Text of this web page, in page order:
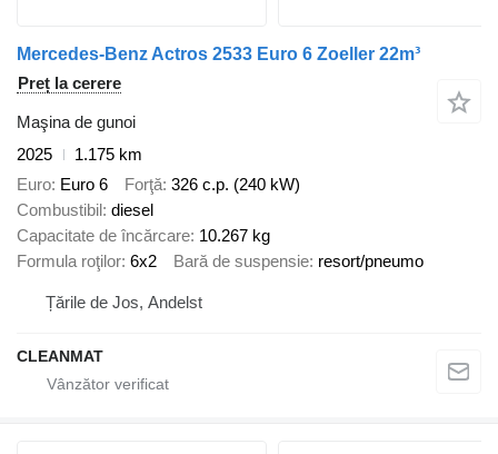
Mercedes-Benz Actros 2533 Euro 6 Zoeller 22m³
Preț la cerere
Maşina de gunoi
2025
1.175 km
Euro Euro 6 Forţă 326 c.p. (240 kW)
Combustibil diesel
Capacitate de încărcare 10.267 kg
Formula roţilor 6x2 Bară de suspensie resort/pneumo
Țările de Jos, Andelst
CLEANMAT